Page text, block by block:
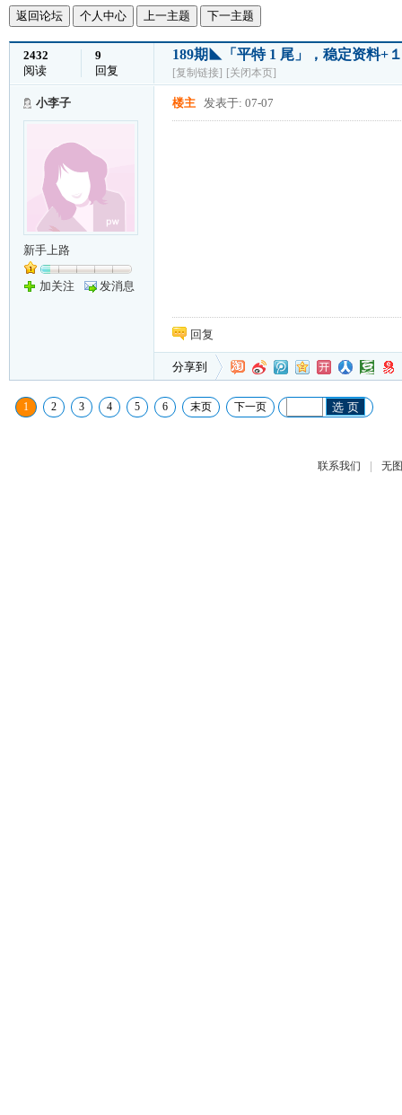
返回论坛 个人中心 上一主题 下一主题
2432
阅读
9
回复
189期◣「平特 1 尾」，稳定资料+
[复制链接] [关闭本页]
小李子
新手上路
加关注 发消息
楼主 发表于: 07-07
回复
分享到
1 2 3 4 5 6 末页 下一页 选 页
联系我们 | 无